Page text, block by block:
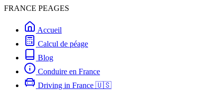
FRANCE PEAGES
Accueil
Calcul de péage
Blog
Conduire en France
Driving in France 🇺🇸